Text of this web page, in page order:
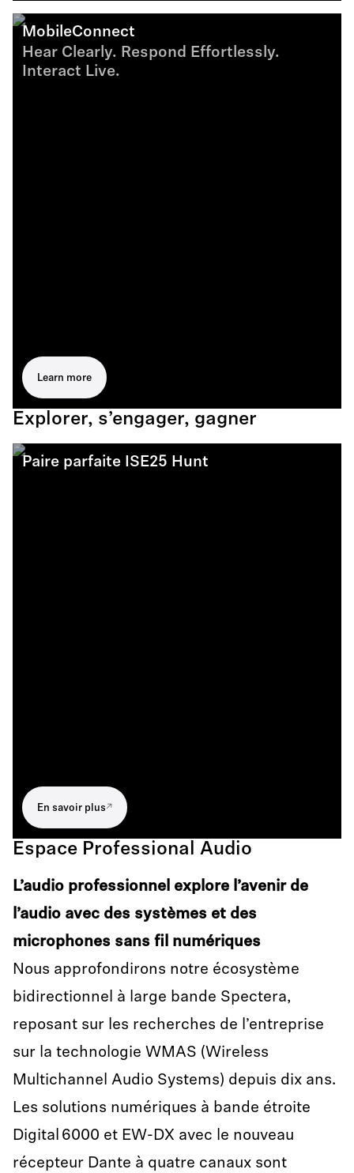
MobileConnect
Hear Clearly. Respond Effortlessly.
Interact Live.
Learn more
Explorer, s’engager, gagner
Paire parfaite ISE25 Hunt
En savoir plus
Espace Professional Audio
L’audio professionnel explore l’avenir de
l’audio avec des systèmes et des
microphones sans fil numériques
Nous approfondirons notre écosystème
bidirectionnel à large bande Spectera,
reposant sur les recherches de l’entreprise
sur la technologie WMAS (Wireless
Multichannel Audio Systems) depuis dix ans.
Les solutions numériques à bande étroite
Digital 6000 et EW-DX avec le nouveau
récepteur Dante à quatre canaux sont